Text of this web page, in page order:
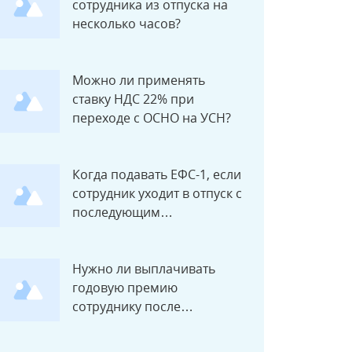
сотрудника из отпуска на
несколько часов?
Можно ли применять
ставку НДС 22% при
переходе с ОСНО на УСН?
Когда подавать ЕФС-1, если
сотрудник уходит в отпуск с
последующим
Нужно ли выплачивать
годовую премию
сотруднику после